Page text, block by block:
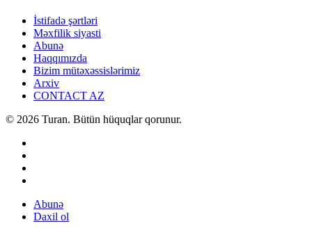
İstifadə şərtləri
Məxfilik siyasti
Abunə
Haqqımızda
Bizim mütəxəssislərimiz
Arxiv
CONTACT AZ
© 2026 Turan. Bütün hüquqlar qorunur.
Abunə
Daxil ol